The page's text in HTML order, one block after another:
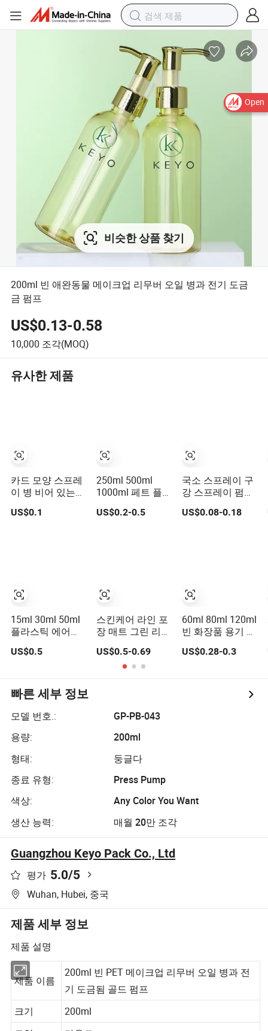
Open
비슷한 상품 찾기
200ml 빈 애완동물 메이크업 리무버 오일 병과 전기 도금
금 펌프
US$0.13-0.58
10,000 조각(MOQ)
유사한 제품
카드 모양 스프레
이 병 비어 있는
플라스틱 에어리
스 펌프 로션 아토
US$0.1
15ml 30ml 50ml
플라스틱 에어리
품 진공 로션 병
US$0.5
250ml 500ml
1000ml 페트 플라
스틱 샴푸 바디 워
시 샴푸 컨디셔너
US$0.2-0.5
스킨케어 라인 포
장 매트 그린 리필
스 화장품 크림 용
기 및 로션 펌프
병
US$0.5-0.69
국소 스프레이 구
강 스프레이 펌프
플라스틱 스프레
이 병
US$0.08-0.18
60ml 80ml 120ml
빈 화장품 용기 애
레이 미세 분사 플
기 용기 여행용 향
US$0.28-0.3
빠른 세부 정보
모델 번호.:
GP-PB-043
용량:
200ml
형태:
둥글다
종료 유형:
Press Pump
색상:
Any Color You Want
생산 능력:
매월 20만 조각
Guangzhou Keyo Pack Co., Ltd
평가 5.0/5
Wuhan, Hubei, 중국
제품 세부 정보
제품 설명
200ml 빈 PET 메이크업 리무버 오일 병과 전
기 도금됨 골드 펌프
크기 200ml